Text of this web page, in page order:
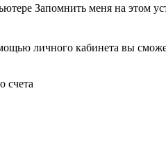
Запомнить меня на этом
личного кабинета вы
счета